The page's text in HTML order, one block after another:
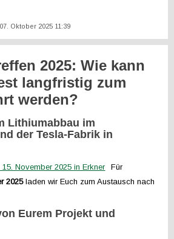
Oktober 2025 11:39
2025: Wie kann
langfristig zum
werden?
Lithiumabbau im
der Tesla-Fabrik in
Für
2025laden wir Euch zum Austausch nach
Eurem Projekt und